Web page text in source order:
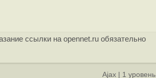
ссылки на opennet.ru обязательно
Ajax 1 уровень